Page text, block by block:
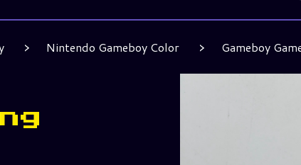
Nintendo Gameboy Color Gameboy